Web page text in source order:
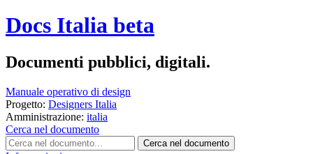
Docs Italia beta
Documenti pubblici, digitali.
Manuale operativo di design
Progetto: Designers Italia
Amministrazione: italia
Cerca nel documento
Cerca nel documento